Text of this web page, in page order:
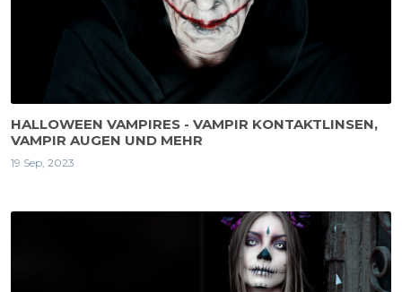
HALLOWEEN VAMPIRES - VAMPIR KONTAKTLINSEN,
VAMPIR AUGEN UND MEHR
19 Sep, 2023